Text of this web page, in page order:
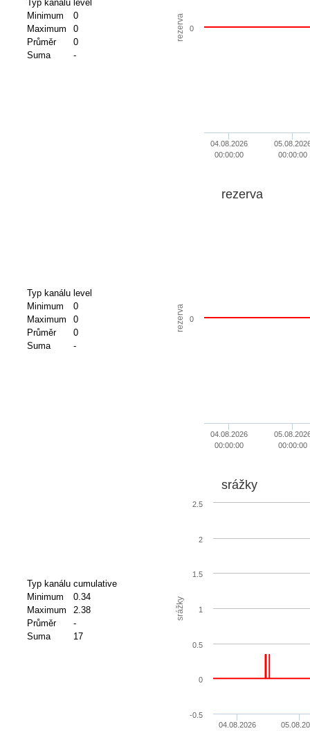
Typ kanálu level
Minimum
0
Maximum
0
Průměr
0
Suma
-
rezerva
04.08.2026
00:00:00
00:00:00
0
Typ kanálu level
Minimum
0
Maximum
0
Průměr
0
Suma
-
rezerva
rezerva
04.08.2026
00:00:00
00:00:00
0
Typ kanálu cumulative
Minimum
0.34
Maximum
2.38
Průměr
-
Suma
17
srážky
srážky
04.08.2026
-0.5
0
0.5
1
1.5
2
2.5